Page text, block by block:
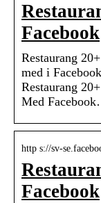
Facebook
Restaurang
med i
Restaurang
Med
http s://sv-
Facebook